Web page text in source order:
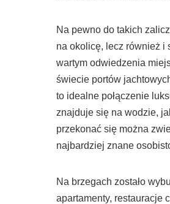
Na pewno do takich
na okolicę, lecz również i
wartym odwiedzenia
świecie portów
to idealne połączenie
znajduje się na wodzie,
przekonać się można
najbardziej znane
Na brzegach zostało
apartamenty, restauracje